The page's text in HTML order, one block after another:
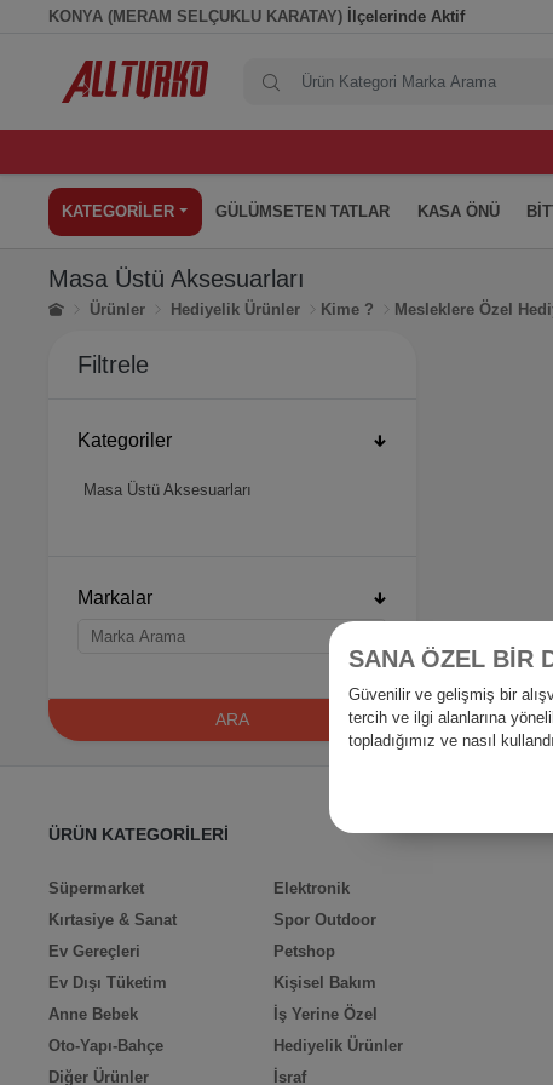
KONYA (MERAM SELÇUKLU KARATAY) İlçelerinde Aktif
KATEGORİLER GÜLÜMSETEN TATLAR KASA ÖNÜ
Masa Üstü Aksesuarları
Ürünler Hediyelik Ürünler Kime ? Mesleklere Özel
Filtrele
Kategoriler
Masa Üstü Aksesuarları
Markalar
ARA
ÜRÜN KATEGORİLERİ
Süpermarket
Elektronik
Kırtasiye & Sanat
Spor Outdoor
Ev Gereçleri
Petshop
Ev Dışı Tüketim
Kişisel Bakım
Anne Bebek
İş Yerine Özel
Oto-Yapı-Bahçe
Hediyelik Ürünler
Diğer Ürünler
İsraf
SANA ÖZEL BİR
Güvenilir ve gelişmiş bir
tercih ve ilgi alanlarına
topladığımız ve nasıl